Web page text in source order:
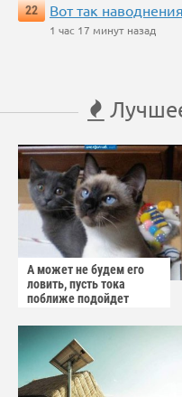
22
Вот так
1 час 17 минут назад
А может не будем его
ловить, пусть тока
поближе подойдет